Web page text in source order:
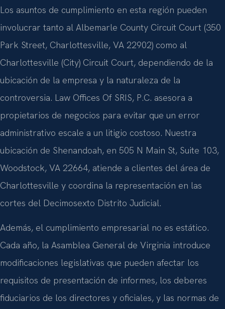
Los asuntos de cumplimiento en esta región pueden
involucrar tanto al Albemarle County Circuit Court (350
Park Street, Charlottesville, VA 22902) como al
Charlottesville (City) Circuit Court, dependiendo de la
ubicación de la empresa y la naturaleza de la
controversia. Law Offices Of SRIS, P.C. asesora a
propietarios de negocios para evitar que un error
administrativo escale a un litigio costoso. Nuestra
ubicación de Shenandoah, en 505 N Main St, Suite 103,
Woodstock, VA 22664, atiende a clientes del área de
Charlottesville y coordina la representación en las
cortes del Decimosexto Distrito Judicial.
Además, el cumplimiento empresarial no es estático.
Cada año, la Asamblea General de Virginia introduce
modificaciones legislativas que pueden afectar los
requisitos de presentación de informes, los deberes
fiduciarios de los directores y oficiales, y las normas de